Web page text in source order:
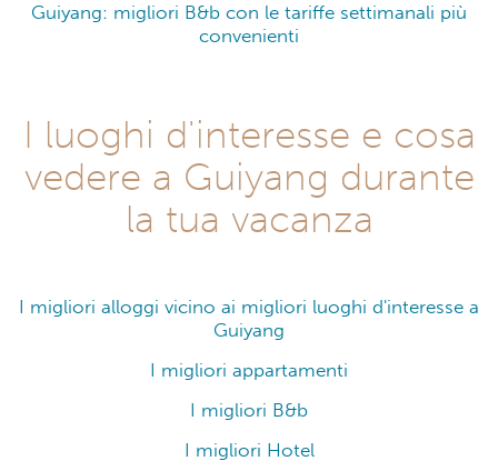
Guiyang: migliori B&b con le tariffe settimanali più
convenienti
I luoghi d'interesse e cosa
vedere a Guiyang durante
la tua vacanza
I migliori alloggi vicino ai migliori luoghi d'interesse a
Guiyang
I migliori appartamenti
I migliori B&b
I migliori Hotel